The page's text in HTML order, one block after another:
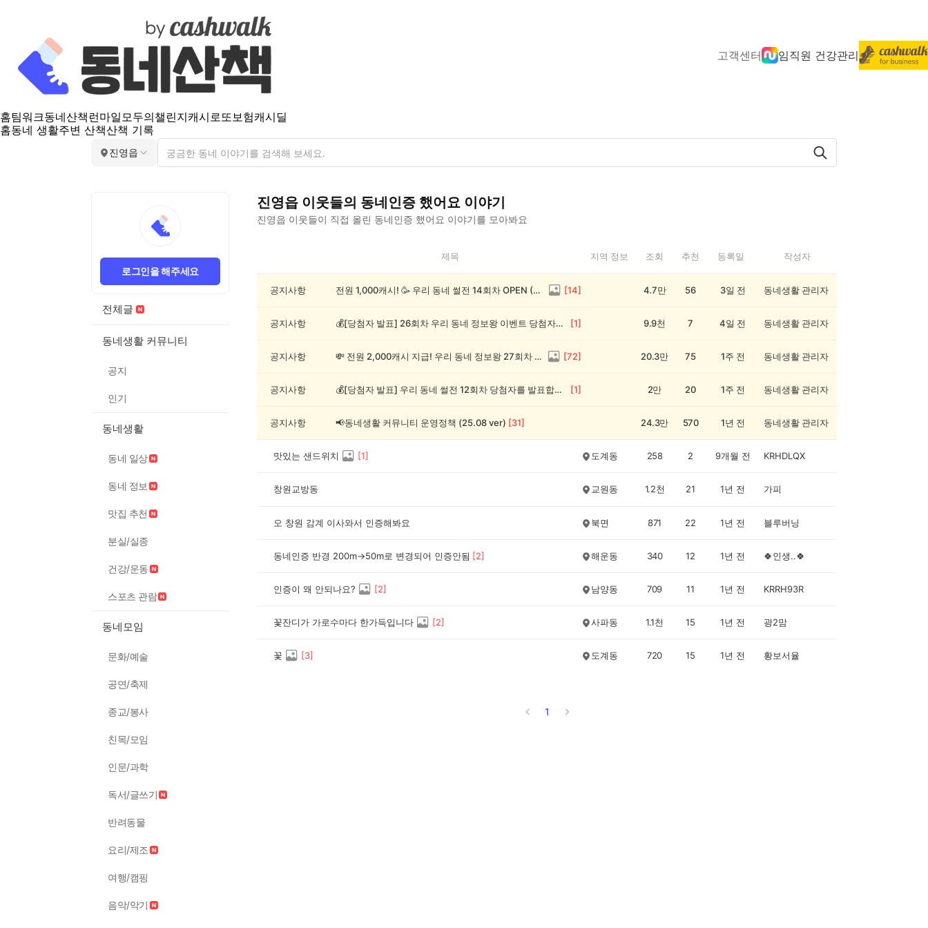
고객센터 임직원 건강관리
홈팀워크동네산책 런마일모두의챌린지캐시로또보험캐시딜
홈동네 생활주변 산책산책 기록
진영읍
로그인을 해주세요
전체글
동네생활 커뮤니티
공지
인기
동네생활
동네 일상
동네 정보
맛집 추천
분실/실종
건강/운동
스포츠 관람
동네모임
문화/예술
공연/축제
종교/봉사
친목/모임
인문/과학
독서/글쓰기
반려동물
요리/제조
여행/캠핑
음악/악기
진영읍 이웃들의 동네인증 했어요 이야기
진영읍 이웃들이 직접 올린 동네인증 했어요 이야기를 모아봐요
읍
제목 지역 정보 조회 추천 등록일 작성자
공지사항 전원 1,000캐시! 🥳 우리 동네 썰전 14회차 OPEN (~8/17) [14] 4.7만 56 3일 전 동네생활 관리자
공지사항 💰[당첨자 발표] 26회차 우리 동네 정보왕 이벤트 당첨자를 발표합니다! [1] 9.9천 7 4일 전 동네생활 관리자
공지사항 💸 전원 2,000캐시 지급! 우리 동네 정보왕 27회차 (~8/10) [72] 20.3만 75 1주 전 동네생활 관리자
공지사항 💰[당첨자 발표] 우리 동네 썰전 12회차 당첨자를 발표합니다! [1] 2만 20 1주 전 동네생활 관리자
공지사항 📢동네생활 커뮤니티 운영정책 (25.08 ver) [31] 24.3만 570 1년 전 동네생활 관리자
맛있는 샌드위치 [1] 도계동 258 2 9개월 전 KRHDLQX
창원교방동 교원동 1.2천 21 1년 전 가피
오 창원 감계 이사와서 인증해봐요 북면 871 22 1년 전 블루버닝
동네인증 반경 200m->50m로 변경되어 인증안됨 [2] 해운동 340 12 1년 전 🍀인생..🍀
인증이 왜 안되나요? [2] 남양동 709 11 1년 전 KRRH93R
꽃잔디가 가로수마다 한가득입니다 [2] 사파동 1.1천 15 1년 전 광2맘
꽃 [3] 도계동 720 15 1년 전 황보서율
1